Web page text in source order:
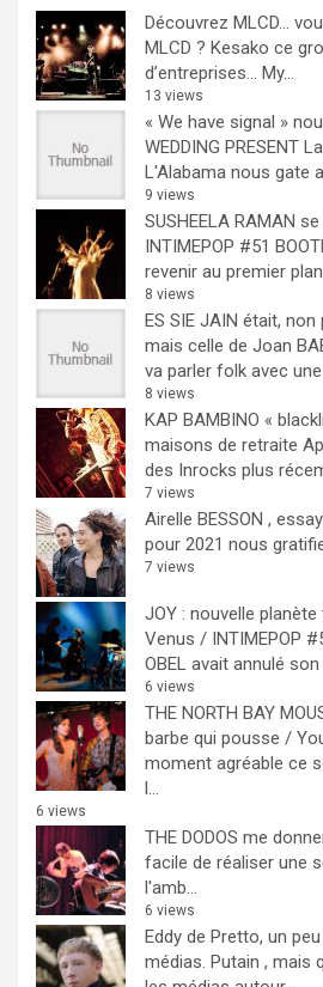
Découvrez MLCD…
MLCD ? Kesako ce
d’entreprises… My...
13 views
« We have signal »
WEDDING PRESENT
L'Alabama nous gate
9 views
SUSHEELA RAMAN
INTIMEPOP #51
revenir au premier
8 views
ES SIE JAIN était,
mais celle de Joan
va parler folk avec
8 views
KAP BAMBINO «
maisons de retraite
des Inrocks plus
7 views
Airelle BESSON ,
pour 2021 nous
7 views
JOY : nouvelle
Venus / INTIMEPOP
OBEL avait annulé
6 views
THE NORTH BAY
barbe qui pousse /
moment agréable ce
l...
6 views
THE DODOS me
facile de réaliser une
l'amb...
6 views
Eddy de Pretto, un
médias. Putain , mais